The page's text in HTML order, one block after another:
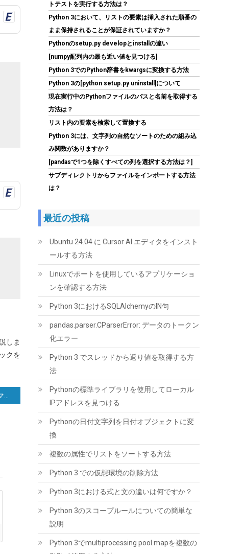
しま
クを
CFD販売 デスクトップPC用メモリ グラフェン
銅箔 ヒートシンク DDR5-5600 32GB×2枚
(64GB) 相性保証 288pin シー・エフ・デー販売
CFD Standard W5U5600CS-32GC46F
(54616) GBP 466.81 (2026-08-07 04:03
GMT +09:00 時点 -詳細はこちら)
タンデジタル WD Red Plus 内蔵 HDD 8TB CMR
3.5インチ SATA 5640rpm キャッシュ256MB
NAS メーカー保証3年 WD80EFAX-AJP エコパ
ッケージ 【国内正規取扱代理店】
(542395)
04:03 GMT +09:00 時点 -詳細はこちら
MSI MAG A850GL PCIE5 PC電源ユニット
フルモジュラー 7年保証 PS1327
(543229) GBP 68.87 (2026-08-07 04:03
GMT +09:00 時点 - 詳細はこちら
トテストを実行する方法は？
Python 3において、リストの要素は挿入された順番の
まま保持されることが保証されていますか？
Pythonのsetup.py developとinstallの違い
[numpy配列内の最も近い値を見つける]
Python 3でのPython辞書をkwargsに変換する方法
Python 3の[python setup.py uninstall]について
現在実行中のPythonファイルのパスと名前を取得する
方法は？
リスト内の要素を検索して置換する
Python 3には、文字列の自然なソートのための組み込
み関数がありますか？
[pandasで1つを除くすべての列を選択する方法は？]
サブディレクトリからファイルをインポートする方法
は？
最近の投稿
Ubuntu 24.04 に Cursor AI エディタをインスト
ールする方法
Linuxでポートを使用しているアプリケーショ
ンを確認する方法
Python 3におけるSQLAlchemyのIN句
pandas.parser.CParserError: データのトークン
化エラー
Python 3 でスレッドから返り値を取得する方
法
Pythonの標準ライブラリを使用してローカル
IPアドレスを見つける
Pythonの日付文字列を日付オブジェクトに変
換
複数の属性でリストをソートする方法
Python 3 での仮想環境の削除方法
Python 3における式と文の違いは何ですか？
Python 3のスコープルールについての簡単な
説明
Python 3でmultiprocessing pool.mapを複数の